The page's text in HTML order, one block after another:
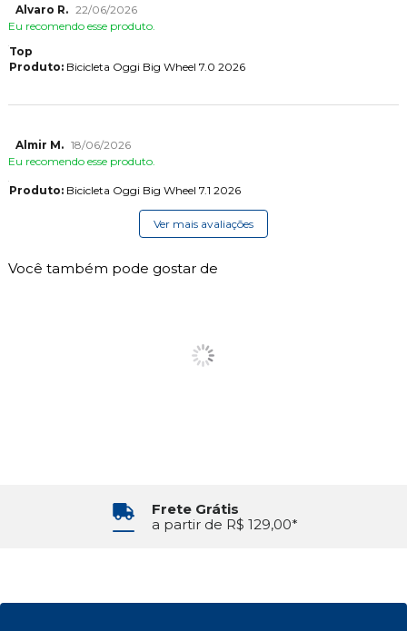
Alvaro R. 22/06/2026
Eu recomendo esse produto.
Top
Produto:Bicicleta Oggi Big Wheel 7.0 2026
Almir M. 18/06/2026
Eu recomendo esse produto.
Produto:Bicicleta Oggi Big Wheel 7.1 2026
Ver mais avaliações
Você também pode gostar de
Frete Grátis
a partir de R$ 129,00*